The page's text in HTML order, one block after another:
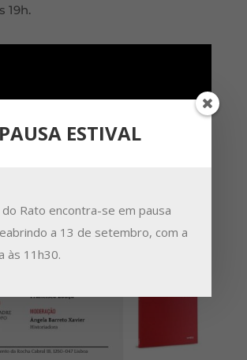
19h.
PAUSA ESTIVAL
do Rato encontra-se em pausa
a 13 de setembro, com a
às 11h30.